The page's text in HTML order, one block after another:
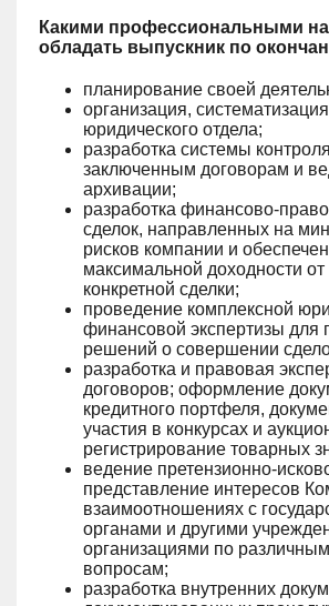
Какими профессиональными
обладать выпускник по
планирование своей
организация,
юридического отдела;
разработка системы
заключенным договорам и
архивации;
разработка финансово-
сделок, направленных на
рисков компании и
максимальной доходности
конкретной сделки;
проведение комплексной
финансовой экспертизы для
решений о совершении
разработка и правовая
договоров; оформление
кредитного портфеля,
участия в конкурсах и
регистрирование товарных
ведение претензионно-
представление интересов
взаимоотношениях с
органами и другими
организациями по
вопросам;
разработка внутренних